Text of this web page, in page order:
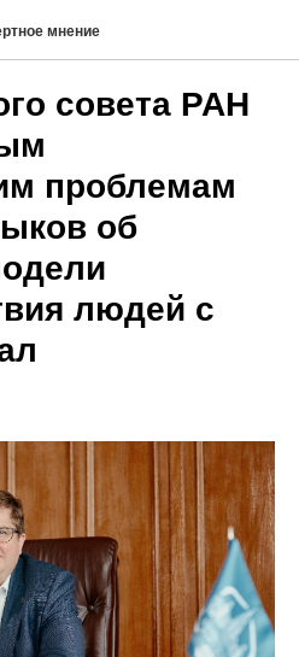
мнение
совета РАН
проблемам
об
людей с